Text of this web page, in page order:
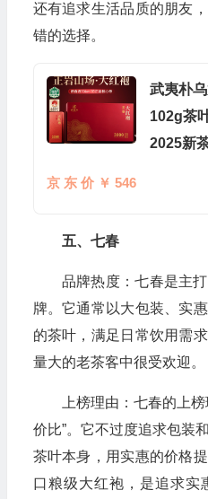
还有追求生活品质的朋友
错的选择。
武夷朴
102g茶
2025新
京 东 价 ￥ 546
五、七春
品牌热度：七春是主
牌。它通常以大包装、实
的茶叶，满足日常饮用需
量大的老茶客中很受欢迎。
上榜理由：七春的上
价比”。它不过度追求包装
茶叶本身，用实惠的价格
口粮级大红袍，是追求实